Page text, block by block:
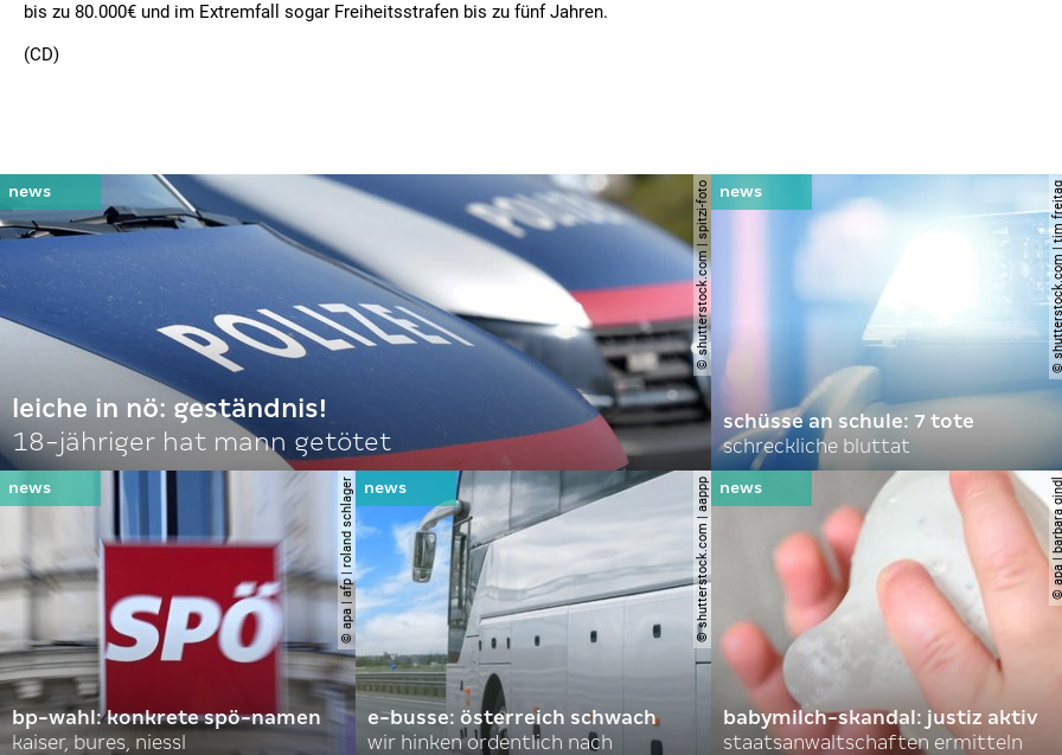
bis zu 80.000€ und im Extremfall sogar Freiheitsstrafen bis zu fünf Jahren.
(CD)
© shutterstock.com | spitzi-foto
leiche in nö: geständnis!
18-jähriger hat mann getötet
©
schüsse an schule: 7 tote
schreckliche bluttat
© apa | afp | roland schlager
bp-wahl: konkrete spö-namen
kaiser, bures, niessl
© shutterstock.com | aappp
e-busse: österreich schwach
wir hinken ordentlich nach
© apa |
babymilch-skandal: justiz aktiv
staatsanwaltschaften ermitteln